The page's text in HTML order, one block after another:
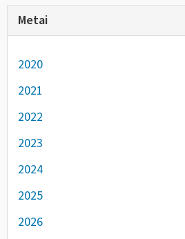
Metai
2020
2021
2022
2023
2024
2025
2026